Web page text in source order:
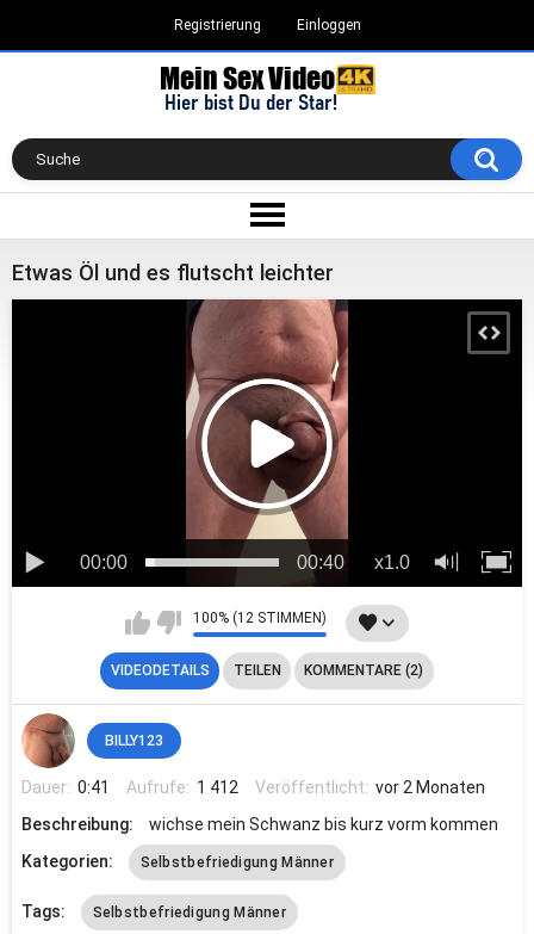
Registrierung Einloggen
Etwas Öl und es flutscht leichter
00:00 x1.0
00:40
100% (12 STIMMEN)
VIDEODETAILS TEILEN KOMMENTARE (2)
BILLY123
Dauer: 0:41 Aufrufe: 1 412 Veröffentlicht: vor 2 Monaten
Beschreibung:
wichse mein Schwanz bis kurz vorm kommen
Kategorien:
Selbstbefriedigung Männer
Tags: Selbstbefriedigung Männer